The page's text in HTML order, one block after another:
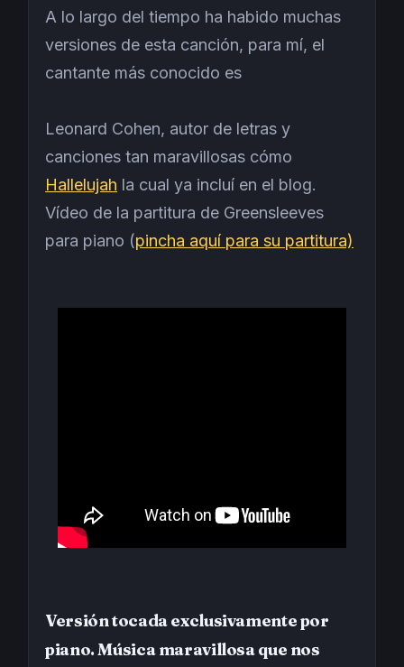
A lo largo del tiempo ha habido muchas
versiones de esta canción, para mí, el
cantante más conocido es
Leonard Cohen, autor de letras y
canciones tan maravillosas cómo
Hallelujah la cual ya incluí en el blog.
Vídeo de la partitura de Greensleeves
para piano (pincha aquí para su partitura)
Versión tocada exclusivamente por
piano. Música maravillosa que nos